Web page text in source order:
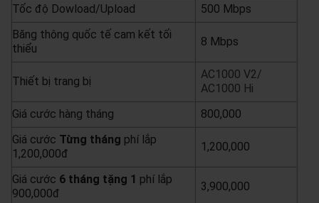
Tốc độ Dowload/Upload
500 Mbps
Băng thông quốc tế cam kết tối
thiểu
8 Mbps
Thiết bị trang bị
AC1000 V2/
AC1000 Hi
Giá cước hàng tháng
800,000
Giá cước Từng tháng phí lắp
1,200,000đ
1,200,000
Giá cước 6 tháng tặng 1 phí lắp
900,000đ
3,900,000